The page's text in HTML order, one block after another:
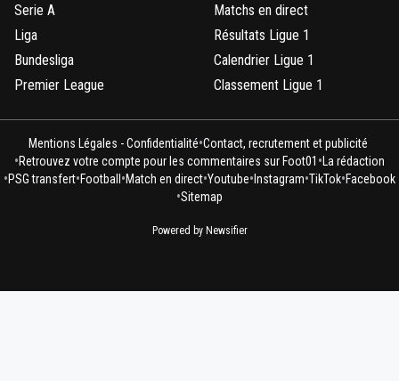
Serie A
Liga
Bundesliga
Premier League
Matchs en direct
Résultats Ligue 1
Calendrier Ligue 1
Classement Ligue 1
Mentions Légales - Confidentialité•Contact, recrutement et publicité
•Retrouvez votre compte pour les commentaires sur Foot01 •La rédaction
•PSG transfert•Football•Match en direct•Youtube•Instagram•TikTok•Facebook
•Sitemap
Powered by Newsifier